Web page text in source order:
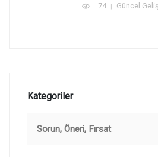
74 Güncel
Kategoriler
Sorun, Öneri, Fırsat